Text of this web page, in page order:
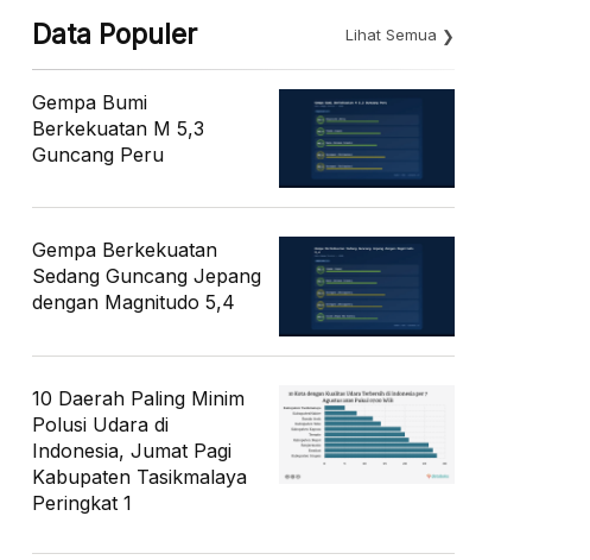
Data Populer Lihat Semua
Gempa Bumi
Berkekuatan M 5,3
Guncang Peru
Gempa Berkekuatan
Sedang Guncang Jepang
dengan Magnitudo 5,4
10 Daerah Paling Minim
Polusi Udara di
Indonesia, Jumat Pagi
Kabupaten Tasikmalaya
Peringkat 1